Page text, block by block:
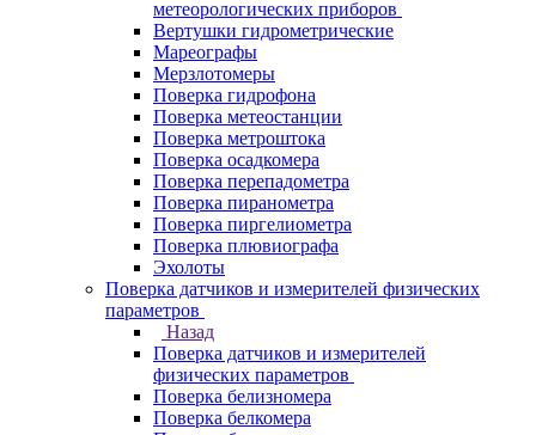
метеорологических приборов
Вертушки гидрометрические
Мареографы
Мерзлотомеры
Поверка гидрофона
Поверка метеостанции
Поверка метроштока
Поверка осадкомера
Поверка перепадометра
Поверка пиранометра
Поверка пиргелиометра
Поверка плювиографа
Эхолоты
Поверка датчиков и измерителей физических
параметров
Назад
Поверка датчиков и измерителей
физических параметров
Поверка белизномера
Поверка белкомера